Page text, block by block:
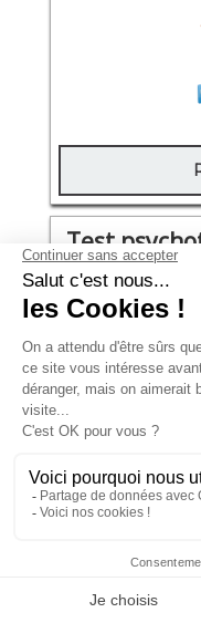
Test
Asnières-
rue des Bas 25
Mercredi 19
14:30 - 15:00